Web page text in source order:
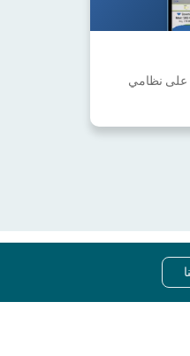
تعرف على المزيد حول تطبيق nPerf على نظامي